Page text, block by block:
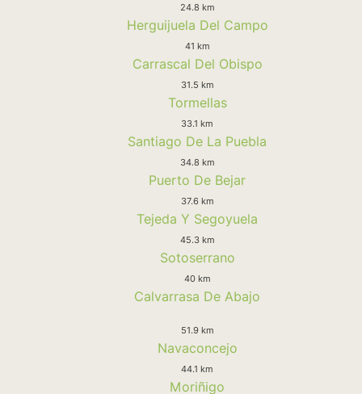
24.8 km
Herguijuela Del Campo
41 km
Carrascal Del Obispo
31.5 km
Tormellas
33.1 km
Santiago De La Puebla
34.8 km
Puerto De Bejar
37.6 km
Tejeda Y Segoyuela
45.3 km
Sotoserrano
40 km
Calvarrasa De Abajo
51.9 km
Navaconcejo
44.1 km
Moriñigo